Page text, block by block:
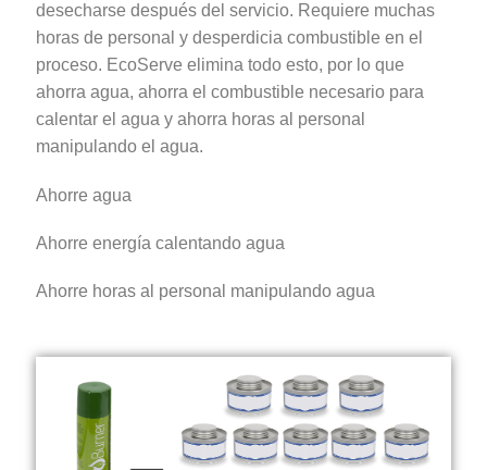
desecharse después del servicio. Requiere muchas
horas de personal y desperdicia combustible en el
proceso. EcoServe elimina todo esto, por lo que
ahorra agua, ahorra el combustible necesario para
calentar el agua y ahorra horas al personal
manipulando el agua.
Ahorre agua
Ahorre energía calentando agua
Ahorre horas al personal manipulando agua